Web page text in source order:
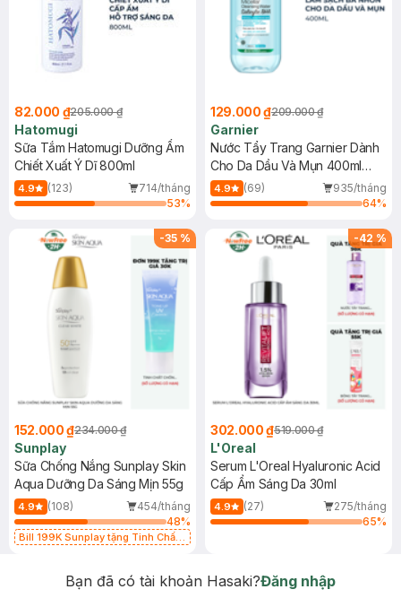
82.000 ₫205.000 ₫
Hatomugi
Sữa Tắm Hatomugi Dưỡng Ẩm
Chiết Xuất Ý Dĩ 800ml
4.9 (123)
714/tháng
53%
129.000 ₫209.000 ₫
Garnier
Nước Tẩy Trang Garnier Dành
Cho Da Dầu Và Mụn 400ml
(Mới)
4.9 (69)
935/tháng
64%
-35 %
152.000 ₫234.000 ₫
Sunplay
Sữa Chống Nắng Sunplay Skin
Aqua Dưỡng Da Sáng Mịn 55g
4.9 (108)
454/tháng
48%
Bill 199K Sunplay tặng Tinh Chất
-42 %
302.000 ₫519.000 ₫
L'Oreal
Serum L'Oreal Hyaluronic Acid
Cấp Ẩm Sáng Da 30ml
4.9 (27)
275/tháng
65%
Bạn đã có tài khoản Hasaki?Đăng nhập